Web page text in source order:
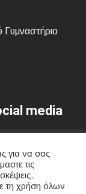
media
για να σας
τις
τη χρήση όλων